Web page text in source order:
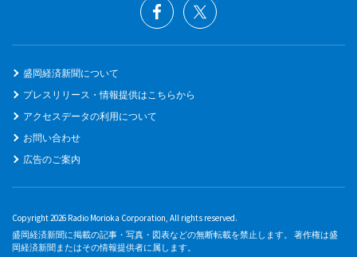
盛岡経済新聞について
プレスリリース・情報提供はこちらから
アクセスデータの利用について
お問い合わせ
広告のご案内
Copyright 2026 Radio Morioka Corporation, All rights reserved.
盛岡経済新聞に掲載の記事・写真・図表などの無断転載を禁止します。 著作権は盛
岡経済新聞またはその情報提供者に属します。